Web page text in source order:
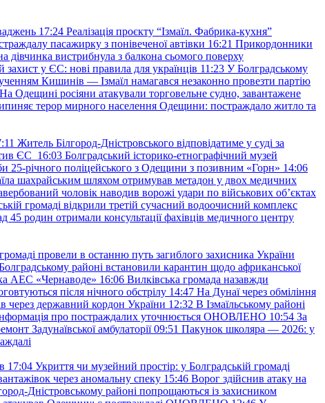
17:24 Реалізація проєкту “Ізмаїл. Фабрика-кухня”
пасажирку з понівеченої автівки 16:21 Прикордонники
дівчинка вистрибнула з балкона сьомого поверху
захист у ЄС: нові правила для українців 11:23 У Болградському
Кишинів — Ізмаїл намагався незаконно провезти партію
На Одещині росіяни атакували торговельне судно, завантажене
терор мирного населення Одещини: постраждало житло та
Житель Білгород-Дністровського відповідатиме у суді за
ЄС 16:03 Болградський історико-етнографічний музей
25-річного поліцейського з Одещини з позивним «Горн» 14:06
шахрайським шляхом отримував метадон у двох медичних
чоловік наводив ворожі удари по військових обʼєктах
громаді відкрили третій сучасний водоочисний комплекс
45 родин отримали консультації фахівців медичного центру
провели в останню путь загиблого захисника України
районі встановили карантин щодо африканської
АЕС «Чернаводе» 16:06 Вилківська громада назавжди
після нічного обстрілу 14:47 На Дунаї через обміління
через державний кордон України 12:32 В Ізмаїльському районі
про постраждалих уточнюється ОНОВЛЕНО 10:54 За
Задунаївської амбулаторії 09:51 Пакунок школяра — 2026: у
17:04 Укриття чи музейний простір: у Болградській громаді
через аномальну спеку 15:46 Ворог здійснив атаку на
Дністровському районі попрощаються із захисником